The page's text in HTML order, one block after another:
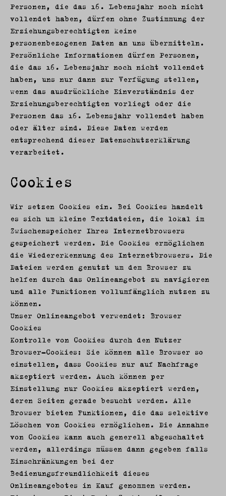
Personen, die das 16. Lebensjahr noch nicht
vollendet haben, dürfen ohne Zustimmung der
Erziehungsberechtigten keine
personenbezogenen Daten an uns übermitteln.
Persönliche Informationen dürfen Personen,
die das 16. Lebensjahr noch nicht vollendet
haben, uns nur dann zur Verfügung stellen,
wenn das ausdrückliche Einverständnis der
Erziehungsberechtigten vorliegt oder die
Personen das 16. Lebensjahr vollendet haben
oder älter sind. Diese Daten werden
entsprechend dieser Datenschutzerklärung
verarbeitet.
Cookies
Wir setzen Cookies ein. Bei Cookies handelt
es sich um kleine Textdateien, die lokal im
Zwischenspeicher Ihres Internetbrowsers
gespeichert werden. Die Cookies ermöglichen
die Wiedererkennung des Internetbrowsers. Die
Dateien werden genutzt um dem Browser zu
helfen durch das Onlineangebot zu navigieren
und alle Funktionen vollumfänglich nutzen zu
können.
Unser Onlineangebot verwendet: Browser
Cookies
Kontrolle von Cookies durch den Nutzer
Browser-Cookies: Sie können alle Browser so
einstellen, dass Cookies nur auf Nachfrage
akzeptiert werden. Auch können per
Einstellung nur Cookies akzeptiert werden,
deren Seiten gerade besucht werden. Alle
Browser bieten Funktionen, die das selektive
Löschen von Cookies ermöglichen. Die Annahme
von Cookies kann auch generell abgeschaltet
werden, allerdings müssen dann gegeben falls
Einschränkungen bei der
Bedienungsfreundlichkeit dieses
Onlineangebotes in Kauf genommen werden.